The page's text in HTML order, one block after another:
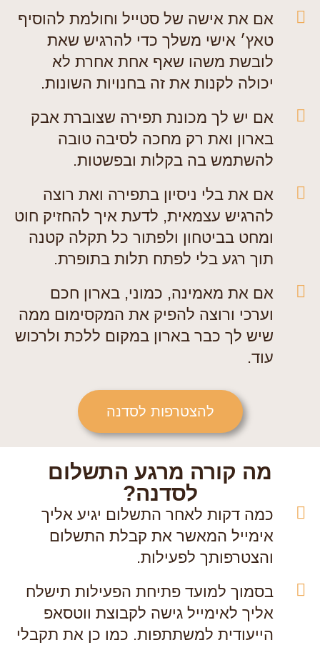
אם את אישה של סטייל וחולמת להוסיף
טאץ׳ אישי משלך כדי להרגיש שאת
לובשת משהו שאף אחת אחרת לא
יכולה לקנות את זה בחנויות השונות.
אם יש לך מכונת תפירה שצוברת אבק
בארון ואת רק מחכה לסיבה טובה
להשתמש בה בקלות ובפשטות.
אם את בלי ניסיון בתפירה ואת רוצה
להרגיש עצמאית, לדעת איך להחזיק חוט
ומחט בביטחון ולפתור כל תקלה קטנה
תוך רגע בלי לפתח תלות בתופרת.
אם את מאמינה, כמוני, בארון חכם
וערכי ורוצה להפיק את המקסימום ממה
שיש לך כבר בארון במקום ללכת ולרכוש
עוד.
להצטרפות לסדנה
מה קורה מרגע התשלום
לסדנה?
כמה דקות לאחר התשלום יגיע אליך
אימייל המאשר את קבלת התשלום
והצטרפותך לפעילות.
בסמוך למועד פתיחת הפעילות תישלח
אליך לאימייל גישה לקבוצת ווטסאפ
הייעודית למשתתפות. כמו כן את תקבלי